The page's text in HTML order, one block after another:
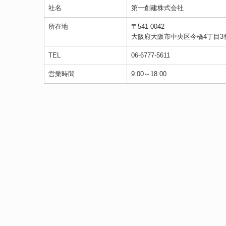
社名 第一創
所在地
〒541-0042
大阪府大阪市中央区今橋4丁目
TEL 06-6777-5611
営業時間 9:00～18:00